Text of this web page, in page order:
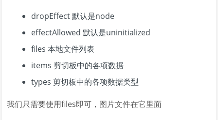
dropEffect 默认是node
effectAllowed 默认是uninitialized
files 本地文件列表
items 剪切板中的各项数据
types 剪切板中的各项数据类型
我们只需要使用files即可，图片文件在它里面